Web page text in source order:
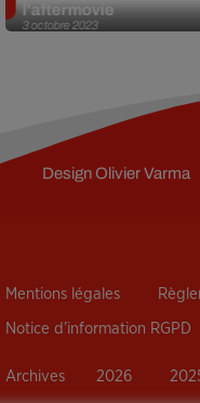
3 octobre 2023
l'aftermovie
DesignOlivier Varma
Mentions légales
Notice d’information RGPD
Archives 2026